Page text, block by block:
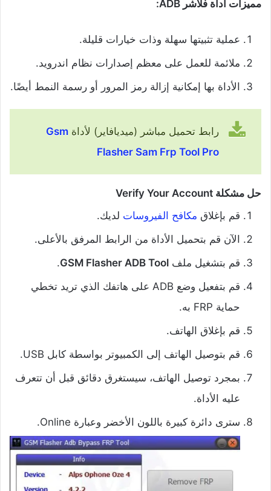
مميزات أداة فلاشر ADB:
عملية تثبيتها سهلة وذات خيارات قليلة.
ملائمة للعمل على معظم إصدارات نظام اندرويد.
الأداة بها إمكانية إزالة رمز المرور أو رسمة النمط أيضًا.
رابط تحميل مباشر (ميديافاير) لأداة Gsm
Flasher Sam Frp Tool Pro
حل مشكلة Verify Your Account
قم بإغلاق مكافح الفيروسات لديك.
الآن قم بتحميل الأداة من الرابط المرفق بالأعلى.
قم بتشغيل ملف GSM Flasher ADB Tool
.
قم بتفعيل وضع ADB على هاتفك الذي تريد تخطي
حماية FRP به.
قم بإغلاق الهاتف.
قم بتوصيل الهاتف إلى الكمبيوتر بواسطة كابل USB.
بمجرد توصيل الهاتف، سيستغرق دقائق قبل أن تتعرف
عليه الأداة.
سترى دائرة كبيرة باللون الأخضر وعبارة Online.